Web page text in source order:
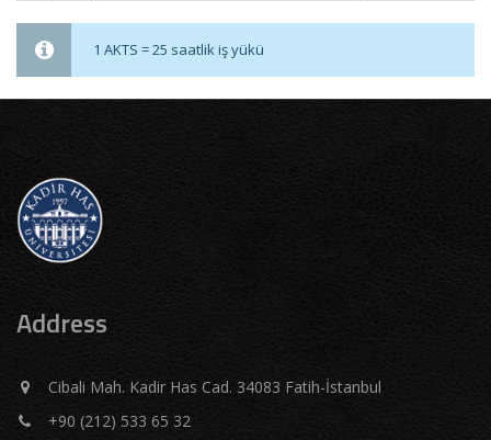
1 AKTS = 25 saatlik iş yükü
Address
Cibali Mah. Kadir Has Cad. 34083 Fatih-İstanbul
+90 (212) 533 65 32